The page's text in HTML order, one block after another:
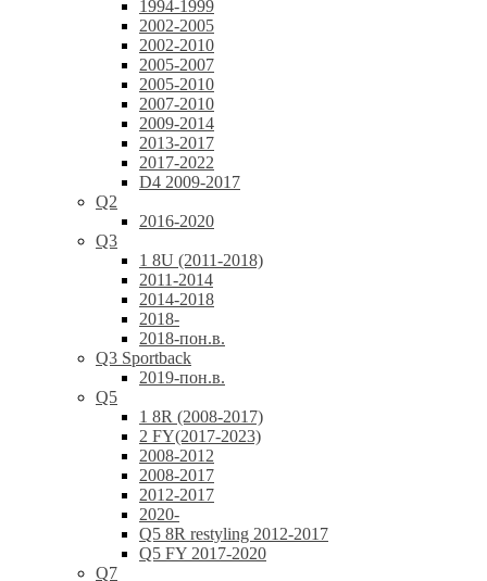
1994-1999
2002-2005
2002-2010
2005-2007
2005-2010
2007-2010
2009-2014
2013-2017
2017-2022
D4 2009-2017
Q2
2016-2020
Q3
1 8U (2011-2018)
2011-2014
2014-2018
2018-
2018-пон.в.
Q3 Sportback
2019-пон.в.
Q5
1 8R (2008-2017)
2 FY(2017-2023)
2008-2012
2008-2017
2012-2017
2020-
Q5 8R restyling 2012-2017
Q5 FY 2017-2020
Q7